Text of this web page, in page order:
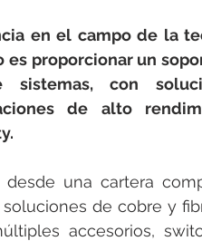
elektrotools-P059000
elektrotools-P01961
en el campo de la
proporcionar un
sistemas, con
de alto
una cartera
de cobre y
accesorios,